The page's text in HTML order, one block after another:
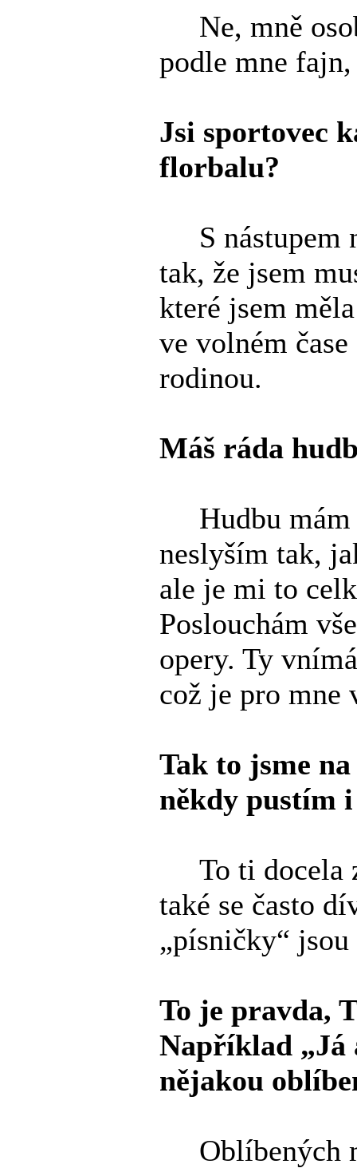
Ne, mně
podle mne
Jsi sportovec
florbalu?
S nástupem
tak, že jsem
které jsem
ve volném
rodinou.
Máš ráda
Hudbu mám
neslyším tak,
ale je mi to
Poslouchám
opery. Ty
což je pro mne
Tak to jsme
někdy pustím
To ti docela
také se často
„písničky“
To je pravda,
Například „Já
nějakou
Oblíbených